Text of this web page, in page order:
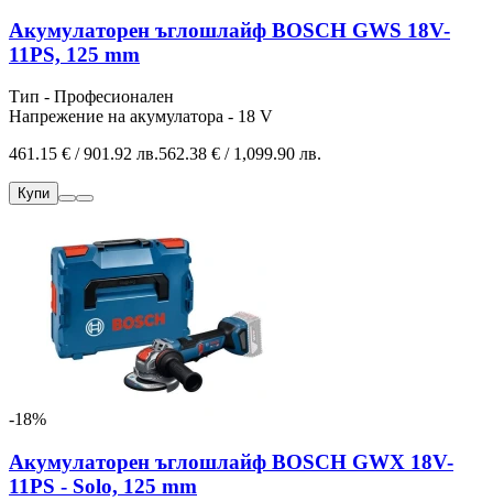
Акумулаторен ъглошлайф BOSCH GWS 18V-
11PS, 125 mm
Тип - Професионален
Напрежение на акумулатора - 18 V
461.15 € / 901.92 лв.562.38 € / 1,099.90 лв.
Купи
-18%
Акумулаторен ъглошлайф BOSCH GWX 18V-
11PS - Solo, 125 mm